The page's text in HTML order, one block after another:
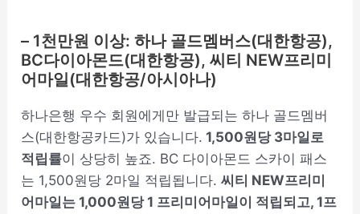
– 1천만원 이상: 하나 골드멤버스(대한항공),
BC다이아몬드(대한항공), 씨티 NEW프리미
어마일(대한항공/아시아나)
하나은행 우수 회원에게만 발급되는 하나 골드멤버
스(대한항공카드)가 있습니다. 1,500원당 3마일로
적립률이 상당히 높죠. BC 다이아몬드 스카이 패스
는 1,500원당 2마일 적립됩니다.씨티 NEW프리미
어마일는 1,000원당 1 프리미어마일이 적립되고, 1프